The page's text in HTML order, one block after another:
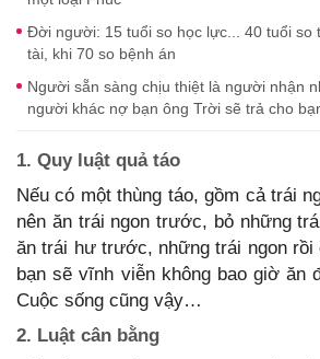
Đời người: 15 tuổi so học lực... 40 tuổi so
tài, khi 70 so bệnh án
Người sẵn sàng chịu thiệt là người nhận
người khác nợ bạn ông Trời sẽ trả cho
1. Quy luật quả táo
Nếu có một thùng táo, gồm cả trái
nên ăn trái ngon trước, bỏ những
ăn trái hư trước, những trái ngon rồi
bạn sẽ vĩnh viễn không bao giờ ăn
Cuộc sống cũng vậy…
2. Luật cân bằng